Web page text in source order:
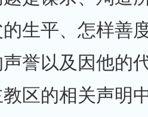
生平、怎样善
誉以及因他的
区的相关声明